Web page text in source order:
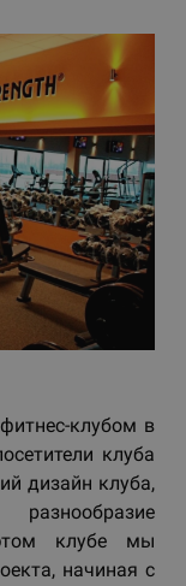
клубом в
клуба
дизайн клуба,
клубе мы
начиная с